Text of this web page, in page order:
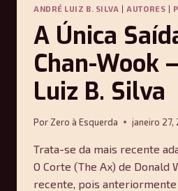
ANDRÉ LUIZ B. SILVA |AUTORES |
A Única
Chan-Wook
Luiz B. Silva
Por Zero à Esquerda janeiro 27,
Trata-se da mais recente
O Corte (The Ax) de Donald
recente, pois